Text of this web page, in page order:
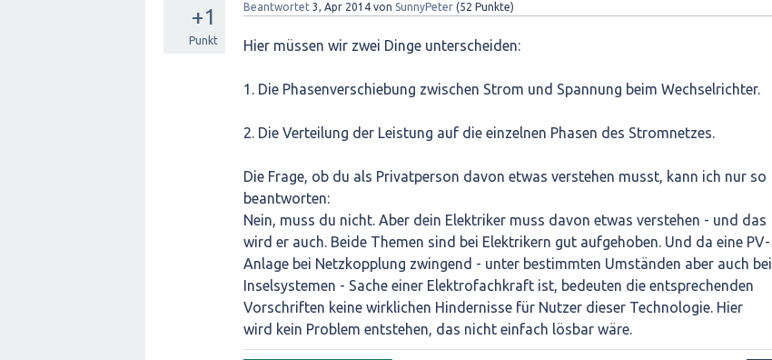
+1
Punkt
Beantwortet 3, Apr 2014 von SunnyPeter (52 Punkte)
Hier müssen wir zwei Dinge unterscheiden:
1. Die Phasenverschiebung zwischen Strom und Spannung beim Wechselrichter.
2. Die Verteilung der Leistung auf die einzelnen Phasen des Stromnetzes.
Die Frage, ob du als Privatperson davon etwas verstehen musst, kann ich nur so
beantworten:
Nein, muss du nicht. Aber dein Elektriker muss davon etwas verstehen - und das
wird er auch. Beide Themen sind bei Elektrikern gut aufgehoben. Und da eine PV-
Anlage bei Netzkopplung zwingend - unter bestimmten Umständen aber auch bei
Inselsystemen - Sache einer Elektrofachkraft ist, bedeuten die entsprechenden
Vorschriften keine wirklichen Hindernisse für Nutzer dieser Technologie. Hier
wird kein Problem entstehen, das nicht einfach lösbar wäre.